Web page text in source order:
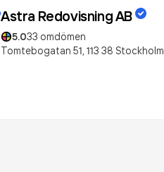
Astra Redovisning AB
5.033 omdömen
Tomtebogatan 51, 113 38 Stockholm